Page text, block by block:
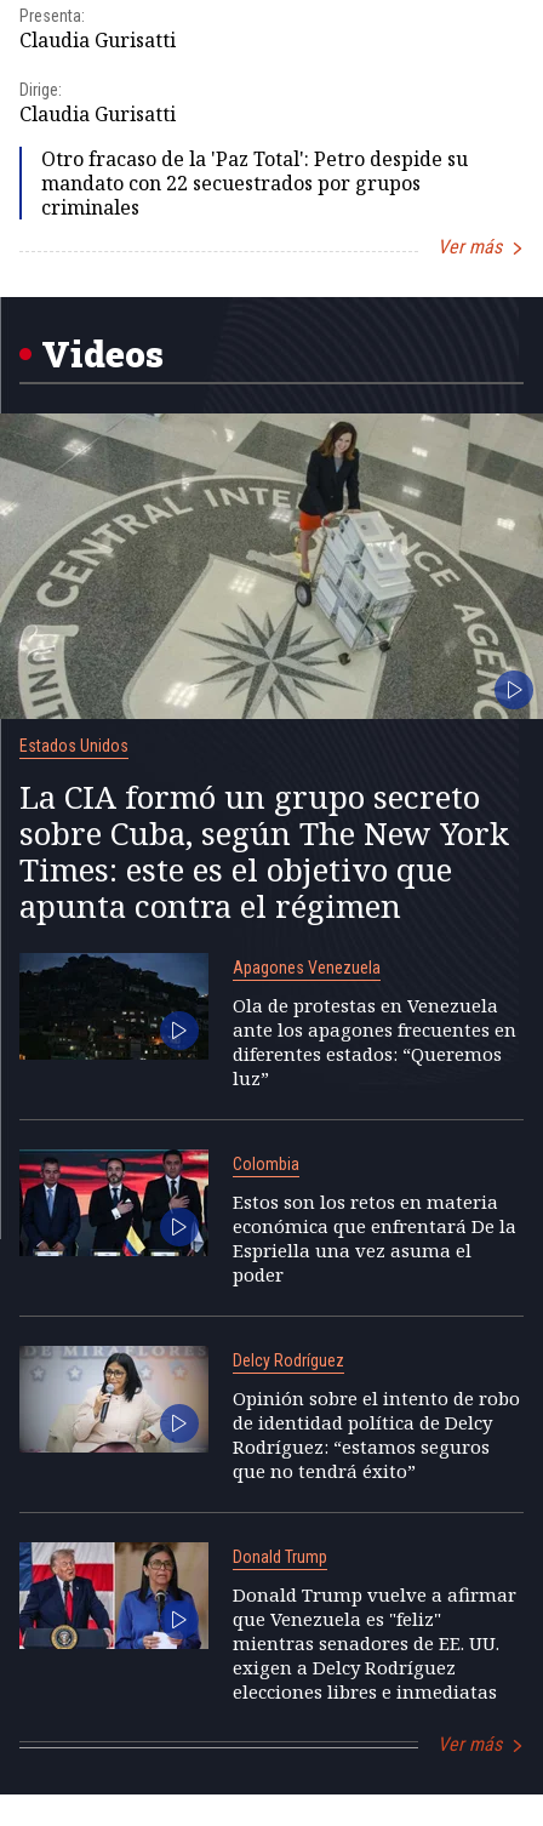
Presenta:
Claudia Gurisatti
Dirige:
Claudia Gurisatti
Otro fracaso de la 'Paz Total': Petro despide su
mandato con 22 secuestrados por grupos
criminales
Ver más
1
Videos
Estados Unidos
La CIA formó un grupo secreto
sobre Cuba, según The New York
Times: este es el objetivo que
apunta contra el régimen
Apagones Venezuela
Ola de protestas en Venezuela
ante los apagones frecuentes en
diferentes estados: “Queremos
luz”
Colombia
Estos son los retos en materia
económica que enfrentará De la
Espriella una vez asuma el
poder
Delcy Rodríguez
Opinión sobre el intento de robo
de identidad política de Delcy
Rodríguez: “estamos seguros
que no tendrá éxito”
Donald Trump
Donald Trump vuelve a afirmar
que Venezuela es "feliz"
mientras senadores de EE. UU.
exigen a Delcy Rodríguez
elecciones libres e inmediatas
Ver más